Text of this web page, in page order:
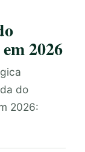
2026
do
2026: